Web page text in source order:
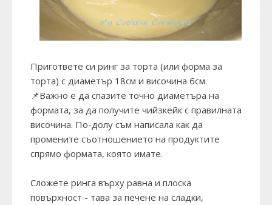
Пригответе си ринг за торта (или форма за
торта) с диаметър 18см и височина 6см.
📌Важно е да спазите точно диаметъра на
формата, за да получите чийзкейк с правилната
височина. По-долу съм написала как да
промените съотношението на продуктите
спрямо формата, която имате.
Сложете ринга върху равна и плоска
повърхност - тава за печене на сладки,